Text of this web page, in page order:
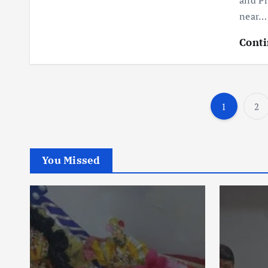
near…
1 2
You Missed